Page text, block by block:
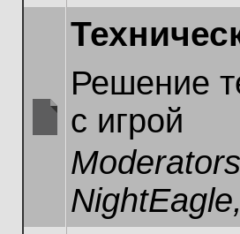
unread
Решение
с игрой
NightEagle,